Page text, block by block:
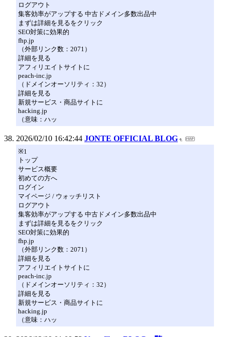
ログアウト
集客効率がアップする 中古ドメイン多数出品中
まずは詳細を見るをクリック
SEO対策に効果的
fhp.jp
（外部リンク数：2071）
詳細を見る
アフィリエイトサイトに
peach-inc.jp
（ドメインオーソリティ：32）
詳細を見る
新規サービス・商品サイトに
hacking.jp
（意味：ハッ
2026/02/10 16:42:44 JONTE OFFICIAL BLOG
※1
トップ
サービス概要
初めての方へ
ログイン
マイページ / ウォッチリスト
ログアウト
集客効率がアップする 中古ドメイン多数出品中
まずは詳細を見るをクリック
SEO対策に効果的
fhp.jp
（外部リンク数：2071）
詳細を見る
アフィリエイトサイトに
peach-inc.jp
（ドメインオーソリティ：32）
詳細を見る
新規サービス・商品サイトに
hacking.jp
（意味：ハッ